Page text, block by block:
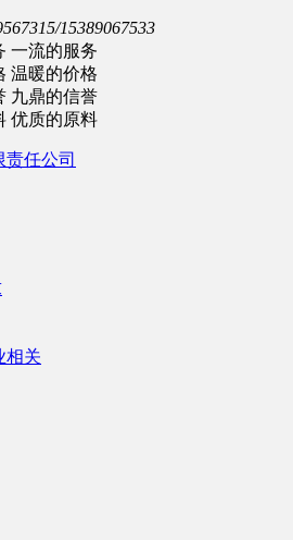
15389067533
一流的服务
温暖的价格
九鼎的信誉
优质的原料
相关